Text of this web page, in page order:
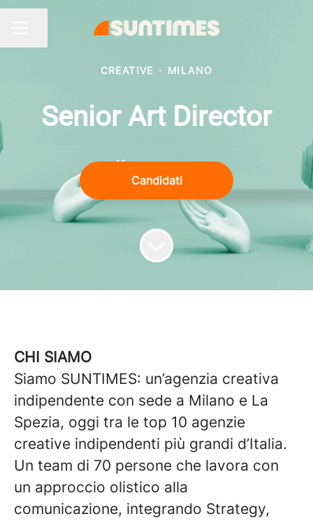
MENU CARRIERA
Condividi la pagina
CREATIVE · MILANO
Senior Art Director
Candidati
CHI SIAMO
Siamo SUNTIMES: un’agenzia creativa
indipendente con sede a Milano e La
Spezia, oggi tra le top 10 agenzie
creative indipendenti più grandi d’Italia.
Un team di 70 persone che lavora con
un approccio olistico alla
comunicazione, integrando Strategy,